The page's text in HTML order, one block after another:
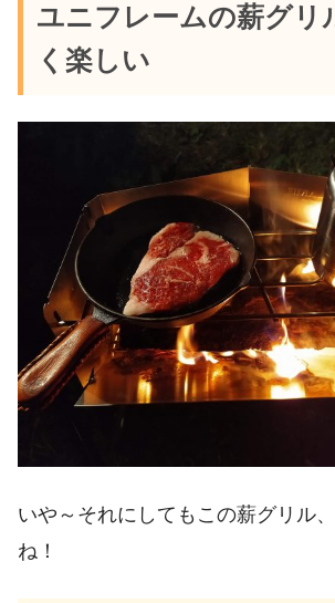
ユニフレームの薪グリ
く楽しい
いや～それにしてもこの薪グリル
ね！